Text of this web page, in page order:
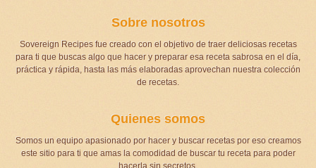
Sobre nosotros
Sovereign Recipes fue creado con el objetivo de traer deliciosas recetas
para ti que buscas algo que hacer y preparar esa receta sabrosa en el día,
práctica y rápida, hasta las más elaboradas aprovechan nuestra colección
de recetas.
Quienes somos
Somos un equipo apasionado por hacer y buscar recetas por eso creamos
este sitio para ti que amas la comodidad de buscar tu receta para poder
hacerla sin secretos.